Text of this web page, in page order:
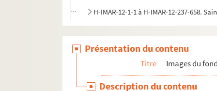
H-IMAR-12-1-1 à H-IMAR-12-237-658.
Présentation du contenu
Titre Images du
Description du contenu